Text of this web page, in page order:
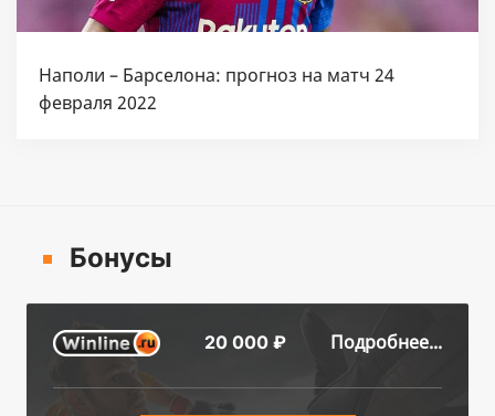
Наполи – Барселона: прогноз на матч 24
февраля 2022
Бонусы
20 000 ₽ Подробнее...